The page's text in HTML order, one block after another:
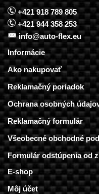
+421 918 789 805
+421 944 358 253
info@auto-flex.eu
Informácie
Ako nakupovať
Reklamačný poriadok
Ochrana osobných
Reklamačný formulár
Všeobecné obchodné
Formulár odstúpenia od
E-shop
Môj účet